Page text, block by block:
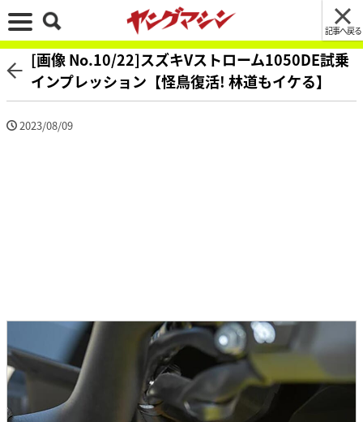
記事へ戻る
[画像 No.10/22]スズキVストローム1050DE試乗
インプレッション【怪鳥復活! 林道もイケる】
2023/08/09